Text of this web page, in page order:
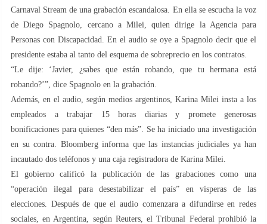
Carnaval Stream de una grabación escandalosa. En ella se escucha la voz
de Diego Spagnolo, cercano a Milei, quien dirige la Agencia para
Personas con Discapacidad. En el audio se oye a Spagnolo decir que el
presidente estaba al tanto del esquema de sobreprecio en los contratos.
“Le dije: ‘Javier, ¿sabes que están robando, que tu hermana está
robando?’”, dice Spagnolo en la grabación.
Además, en el audio, según medios argentinos, Karina Milei insta a los
empleados a trabajar 15 horas diarias y promete generosas
bonificaciones para quienes “den más”. Se ha iniciado una investigación
en su contra. Bloomberg informa que las instancias judiciales ya han
incautado dos teléfonos y una caja registradora de Karina Milei.
El gobierno calificó la publicación de las grabaciones como una
“operación ilegal para desestabilizar el país” en vísperas de las
elecciones. Después de que el audio comenzara a difundirse en redes
sociales, en Argentina, según Reuters, el Tribunal Federal prohibió la